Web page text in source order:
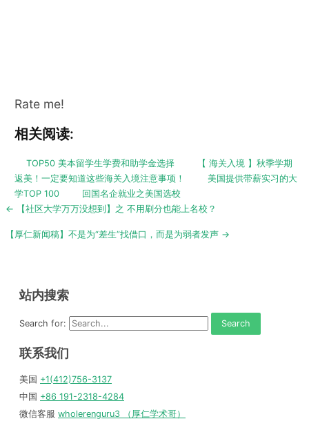
Rate me!
相关阅读:
TOP50 美本留学生学费和助学金选择
【 海关入境 】秋季学期
返美！一定要知道这些海关入境注意事项！
美国提供带薪实习的大
学TOP 100
回国名企就业之美国选校
Post
← 【社区大学万万没想到】之 不用刷分也能上名校？
【厚仁新闻稿】不是为“差生”找借口，而是为弱者发声 →
站内搜索
Search for:
联系我们
美国 +1(412)756-3137
中国 +86 191-2318-4284
微信客服 wholerenguru3 （厚仁学术哥）